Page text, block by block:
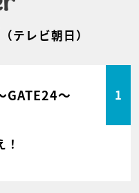
（テレビ朝日）
GATE24～ 1